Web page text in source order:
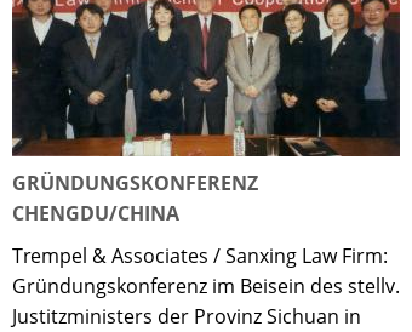
GRÜNDUNGSKONFERENZ
CHENGDU/CHINA
Trempel & Associates / Sanxing Law Firm:
Gründungskonferenz im Beisein des stellv.
Justitzministers der Provinz Sichuan in